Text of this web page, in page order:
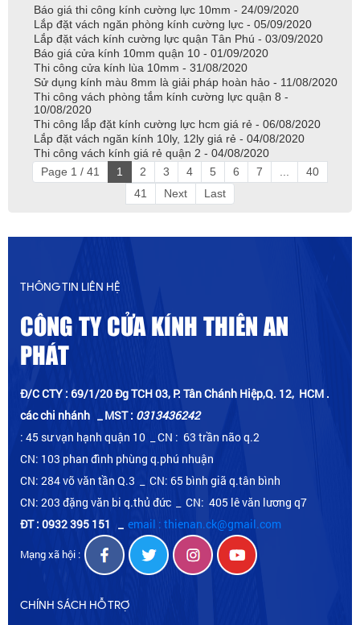
Báo giá thi công kính cường lực 10mm - 24/09/2020
Lắp đặt vách ngăn phòng kính cường lực - 05/09/2020
Lắp đặt vách kính cường lực quận Tân Phú - 03/09/2020
Báo giá cửa kính 10mm quận 10 - 01/09/2020
Thi công cửa kính lùa 10mm - 31/08/2020
Sử dụng kính màu 8mm là giải pháp hoàn hảo - 11/08/2020
Thi công vách phòng tắm kính cường lực quận 8 -
10/08/2020
Thi công lắp đặt kính cường lực hcm giá rẻ - 06/08/2020
Lắp đặt vách ngăn kính 10ly, 12ly giá rẻ - 04/08/2020
Thi công vách kính giá rẻ quận 2 - 04/08/2020
Page 1 / 41
1 2 3 4 5 6 7
40
41
Next Last
THÔNG TIN LIÊN HỆ
CÔNG TY CỬA KÍNH THIÊN AN
PHÁT
Đ/C CTY : 69/1/20 Đg TCH 03, P. Tân Chánh Hiệp,Q. 12, HCM .
các chi nhánh _ MST : 0313436242
: 45 sư vạn hạnh quận 10 _ CN : 63 trần não q.2
CN: 103 phan đình phùng q.phú nhuận
CN: 284 võ văn tần Q.3 _ CN: 65 bình giã q.tân bình
CN: 203 đặng văn bi q.thủ đức _ CN: 405 lê văn lương q7
ĐT : 0932 395 151 _ email : thienan.ck@gmail.com
Mạng xã hội :
CHÍNH SÁCH HỖ TRỢ